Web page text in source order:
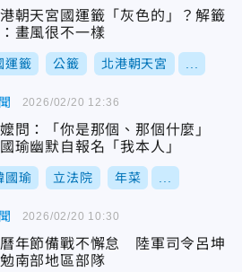
朝天宮國運籤「灰色的」？解籤
畫風很不一樣
運籤 公籤 北港朝天宮
問：「你是那個、那個什麼」
瑜幽默自報名「我本人」
國瑜 立法院 年菜
2026/02/20 12:36
年節備戰不懈怠 陸軍司令呂坤
南部地區部隊
2026/02/20 10:30